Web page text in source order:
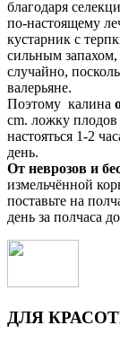
благодаря
по-настоящему
кустарник с
сильным
случайно,
валерьяне.
Поэтому калина
cm. ложку плодов
настояться 1-2
день.
От неврозов и
измельчённой
поставьте на
день за полчаса
ДЛЯ